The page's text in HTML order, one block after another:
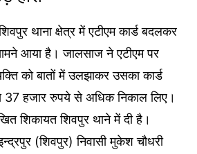
थाना क्षेत्र में एटीएम कार्ड बदलकर
आया है। जालसाज ने एटीएम पर
को बातों में उलझाकर उसका कार्ड
हजार रुपये से अधिक निकाल लिए।
शिकायत शिवपुर थाने में दी है।
(शिवपुर) निवासी मुकेश चौधरी